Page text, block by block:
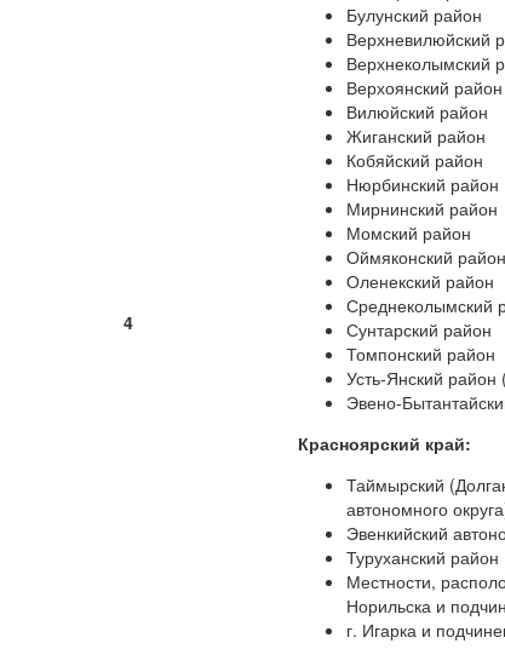
4
Булунский район
Верхневилюйский
Верхнеколымский
Верхоянский район
Вилюйский район
Жиганский район
Кобяйский район
Нюрбинский район
Мирнинский район
Момский район
Оймяконский район
Оленекский район
Среднеколымский
Сунтарский район
Томпонский район
Усть-Янский район
Эвено-
Красноярский край:
Таймырский
автономного
Эвенкийский
Туруханский
Местности,
Норильска и
г. Игарка и